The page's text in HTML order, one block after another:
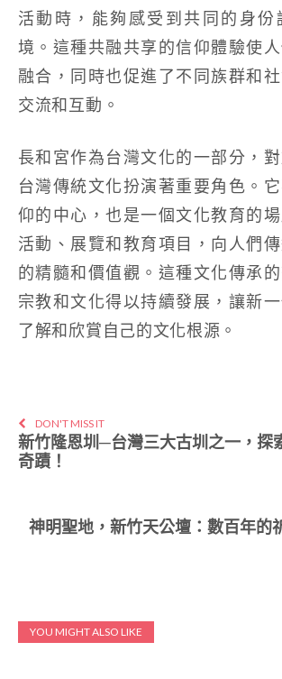
活動時，能夠感受到共同的身份
境。這種共融共享的信仰體驗使
融合，同時也促進了不同族群和
交流和互動。
長和宮作為台灣文化的一部分，
台灣傳統文化扮演著重要角色。
仰的中心，也是一個文化教育的
活動、展覽和教育項目，向人們
的精髓和價值觀。這種文化傳承
宗教和文化得以持續發展，讓新
了解和欣賞自己的文化根源。
DON'T MISS IT
新竹隆恩圳─台灣三大古圳之一，探
奇蹟！
神明聖地，新竹天公壇：數百年的
YOU MIGHT ALSO LIKE